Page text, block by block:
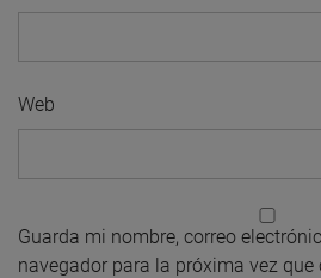
Web
Guarda mi nombre, correo
navegador para la próxima vez que